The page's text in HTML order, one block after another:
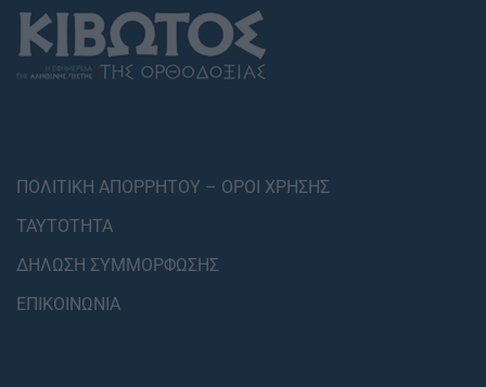
ΠΟΛΙΤΙΚΗ ΑΠΟΡΡΗΤΟΥ – ΟΡΟΙ ΧΡΗΣΗΣ
ΤΑΥΤΟΤΗΤΑ
ΔΗΛΩΣΗ ΣΥΜΜΟΡΦΩΣΗΣ
ΕΠΙΚΟΙΝΩΝΙΑ